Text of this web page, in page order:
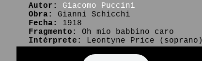
Autor:
Giacomo Puccini
Obra:
Gianni Schicchi
Fecha:
1918
Fragmento:
Oh mio babbino caro
Intérprete:
Leontyne Price (soprano)